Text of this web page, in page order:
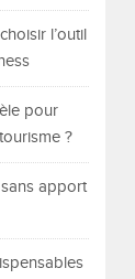
l’outil
pour
?
apport